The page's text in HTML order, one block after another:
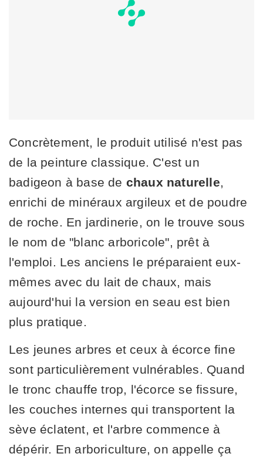
Concrètement, le produit utilisé n'est pas
de la peinture classique. C'est un
badigeon à base de chaux naturelle,
enrichi de minéraux argileux et de poudre
de roche. En jardinerie, on le trouve sous
le nom de "blanc arboricole", prêt à
l'emploi. Les anciens le préparaient eux-
mêmes avec du lait de chaux, mais
aujourd'hui la version en seau est bien
plus pratique.
Les jeunes arbres et ceux à écorce fine
sont particulièrement vulnérables. Quand
le tronc chauffe trop, l'écorce se fissure,
les couches internes qui transportent la
sève éclatent, et l'arbre commence à
dépérir. En arboriculture, on appelle ça